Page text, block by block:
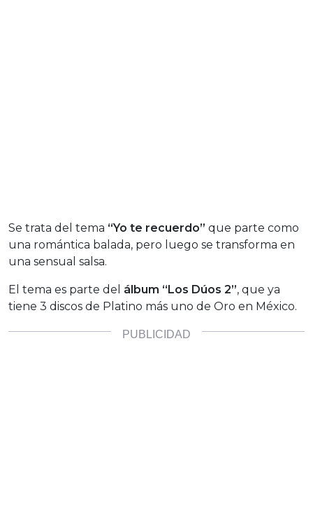
Se trata del tema “Yo te recuerdo” que parte como
una romántica balada, pero luego se transforma en
una sensual salsa.
El tema es parte del álbum “Los Dúos 2”, que ya
tiene 3 discos de Platino más uno de Oro en México.